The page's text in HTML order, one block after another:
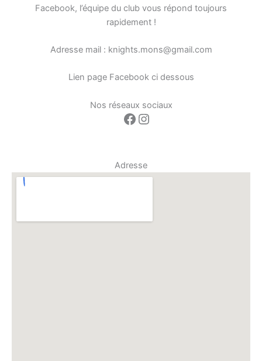
Facebook, l’équipe du club vous répond toujours
rapidement !
Adresse mail : knights.mons@gmail.com
Lien page Facebook ci dessous
Nos réseaux sociaux
Facebook
Instagram
Adresse